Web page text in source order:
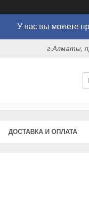
У нас вы можете
г.Алматы,
ДОСТАВКА И ОПЛАТА